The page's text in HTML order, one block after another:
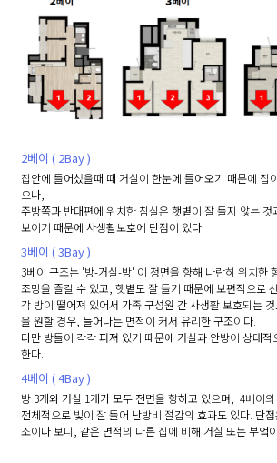
2베이 ( 2Bay )
집안에 들어섰을때 때 거실이 한눈에 들어오기 때문에 집
으나,
주방쪽과 반대편에 위치한 침실은 햇볕이 잘 들지 않는 것
보이기 때문에 사생활보호에 단점이 있다.
3베이 ( 3Bay )
3베이 구조는 '방-거실-방' 이 정면을 향해 나란히 위치한
조망을 즐길 수 있고, 햇볕도 잘 들기 때문에 보편적으로
각 방이 떨어져 있어서 가족 구성원 간 사생활 보호되는
을 원할 경우, 늘어나는 면적이 커서 유리한 구조이다.
다만 방들이 각각 퍼져 있기 때문에 거실과 안방이 상대
한다.
4베이 ( 4Bay )
방 3개와 거실 1개가 모두 전면을 향하고 있으며, 4베이
전체적으로 빛이 잘 들어 난방비 절감의 효과도 있다. 단
조이다 보니, 같은 면적의 다른 집에 비해 거실 또는 부엌